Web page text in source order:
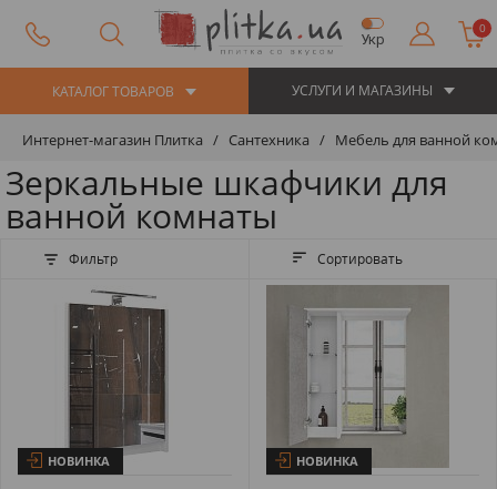
Укр
0
КАТАЛОГ ТОВАРОВ УСЛУГИ И МАГАЗИНЫ
Интернет-магазин Плитка Сантехника Мебель для ванной
Зеркальные шкафчики для
ванной комнаты
Фильтр Сортировать
НОВИНКА НОВИНКА